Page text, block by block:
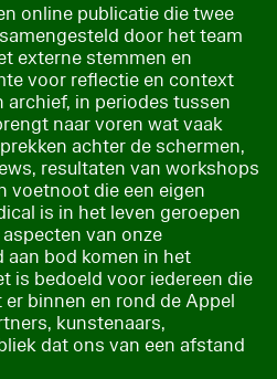
online publicatie die twee
door het team
externe stemmen en
voor reflectie en context
in periodes tussen
naar voren wat vaak
achter de schermen,
resultaten van workshops
voetnoot die een eigen
is in het leven geroepen
van onze
bod komen in het
is bedoeld voor iedereen die
binnen en rond de Appel
kunstenaars,
dat ons van een afstand